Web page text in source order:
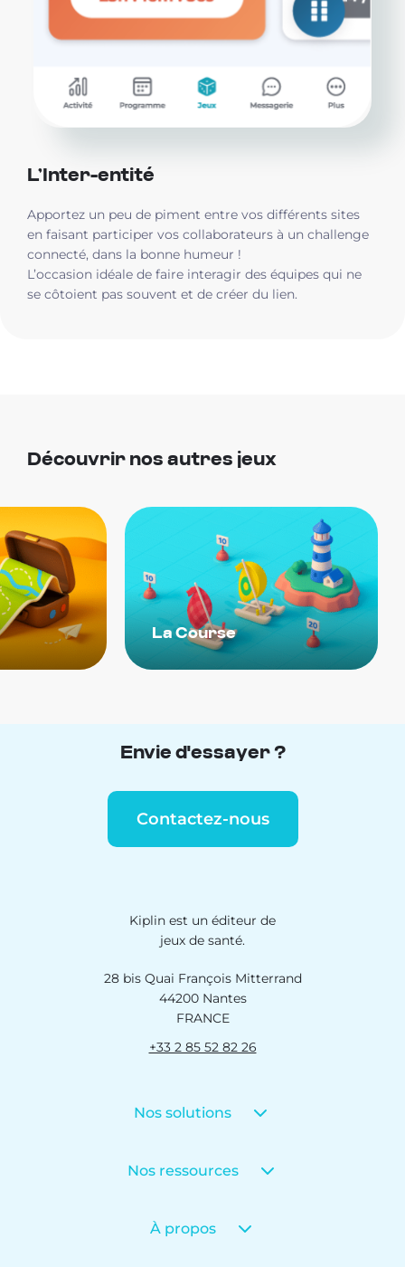
L’Inter-entité
Apportez un peu de piment entre vos différents sites
en faisant participer vos collaborateurs à un challenge
connecté, dans la bonne humeur !
L’occasion idéale de faire interagir des équipes qui ne
se côtoient pas souvent et de créer du lien.
Découvrir nos autres jeux
La Course
Envie d'essayer ?
Contactez-nous
Kiplin est un éditeur de
jeux de santé.
28 bis Quai François Mitterrand
44200 Nantes
FRANCE
+33 2 85 52 82 26
Nos solutions
Nos ressources
À propos